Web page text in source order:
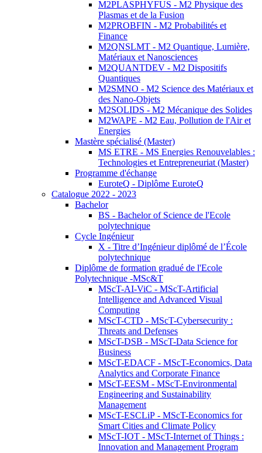
M2PLASPHYFUS - M2 Physique des
Plasmas et de la Fusion
M2PROBFIN - M2 Probabilités et
Finance
M2QNSLMT - M2 Quantique, Lumière,
Matériaux et Nanosciences
M2QUANTDEV - M2 Dispositifs
Quantiques
M2SMNO - M2 Science des Matériaux et
des Nano-Objets
M2SOLIDS - M2 Mécanique des Solides
M2WAPE - M2 Eau, Pollution de l'Air et
Energies
Mastère spécialisé (Master)
MS ETRE - MS Energies Renouvelables :
Technologies et Entrepreneuriat (Master)
Programme d'échange
EuroteQ - Diplôme EuroteQ
Catalogue 2022 - 2023
Bachelor
BS - Bachelor of Science de l'Ecole
polytechnique
Cycle Ingénieur
X - Titre d’Ingénieur diplômé de l’École
polytechnique
Diplôme de formation gradué de l'Ecole
Polytechnique -MSc&T
MScT-AI-ViC - MScT-Artificial
Intelligence and Advanced Visual
Computing
MScT-CTD - MScT-Cybersecurity :
Threats and Defenses
MScT-DSB - MScT-Data Science for
Business
MScT-EDACF - MScT-Economics, Data
Analytics and Corporate Finance
MScT-EESM - MScT-Environmental
Engineering and Sustainability
Management
MScT-ESCLiP - MScT-Economics for
Smart Cities and Climate Policy
MScT-IOT - MScT-Internet of Things :
Innovation and Management Program